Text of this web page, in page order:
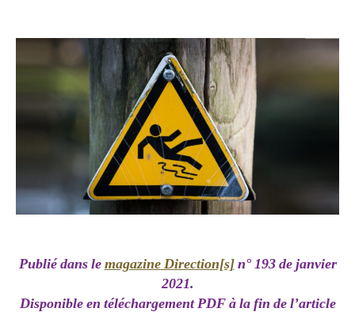
Publié dans lemagazine Direction[s]n° 193 de janvier
2021.
Disponible en téléchargement PDF à la fin de l’article